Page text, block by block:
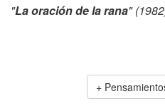
"La oración de la rana"
+